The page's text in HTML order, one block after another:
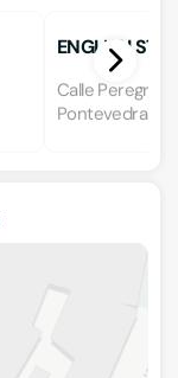
ENGLISH
Calle Peregrina
Pontevedra